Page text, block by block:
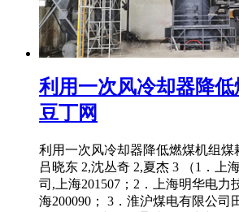
利用一次风冷却器降
豆丁网
利用一次风冷却器降低燃煤机组煤
吕晓东 2,沈丛奇 2,夏杰 3 （1．上
司,上海201507；2．上海明华电力
海200090； 3．淮沪煤电有限公司